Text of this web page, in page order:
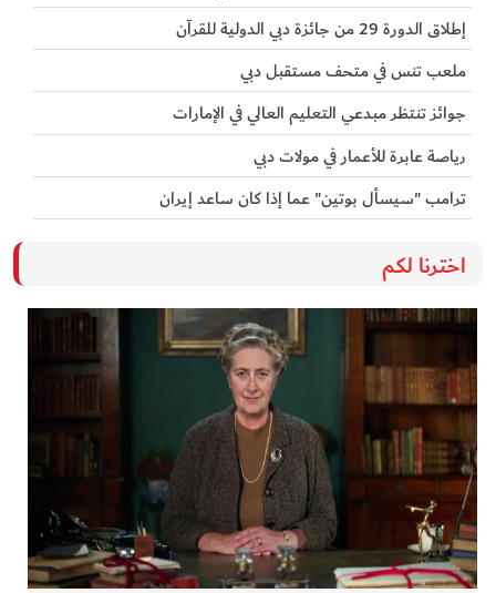
إطلاق الدورة 29 من جائزة دبي الدولية للقرآن
ملعب تنس في متحف مستقبل دبي
جوائز تنتظر مبدعي التعليم العالي في الإمارات
رياصة عابرة للأعمار في مولات دبي
ترامب "سيسأل بوتين" عما إذا كان ساعد إيران
اخترنا لكم